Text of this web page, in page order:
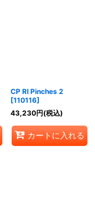
CP RI Pinches 2
[110116]
43,230円(税込)
カートに入れる